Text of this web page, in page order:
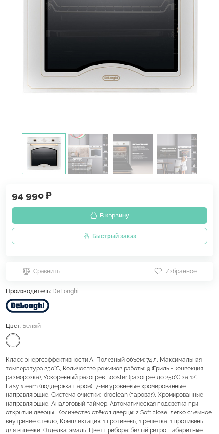
94 990 ₽
В корзину
Быстрый заказ
Сравнить Избранное
Производитель: DeLonghi
Цвет: Белый
Класс энергоэффективности А, Полезный объем: 74 л, Максимальная
температура 250°С, Количество режимов работы: 9 (Гриль + конвекция,
разморозка), Ускоренный разогрев Booster (разогрев до 250°С за 12'),
Easy steam (поддержка паром), 7-ми уровневые хромированные
направляющие, Система очистки: Idroclean (паровая), Хромированные
направляющие, Аналоговый таймер, Автоматическая подсветка при
открытии дверцы, Количество стёкол дверцы: 2 Soft close, легко съемное
внутренее стекло, Комплектация: 1 противень, 1 решетка, 1 противень
для выпечки, Отделка: эмаль, Цвет прибора: белый ретро, Габаритные